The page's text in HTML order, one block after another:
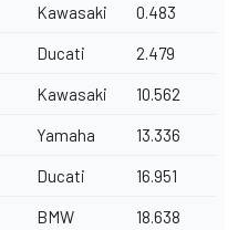
Kawasaki 0.483
Ducati 2.479
Kawasaki 10.562
Yamaha 13.336
Ducati 16.951
BMW 18.638